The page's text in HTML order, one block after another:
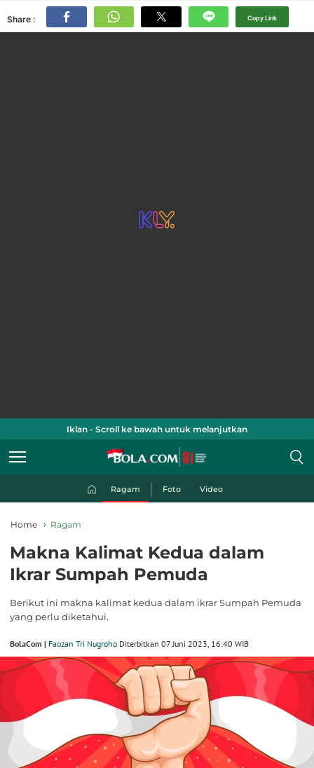
Share : Copy Link
Iklan - Scroll ke bawah untuk melanjutkan
Ragam Foto Video
Home Ragam
Makna Kalimat Kedua dalam
Ikrar Sumpah Pemuda
Berikut ini makna kalimat kedua dalam ikrar Sumpah Pemuda
yang perlu diketahui.
BolaCom | Faozan Tri Nugroho Diterbitkan 07 Juni 2023, 16:40 WIB